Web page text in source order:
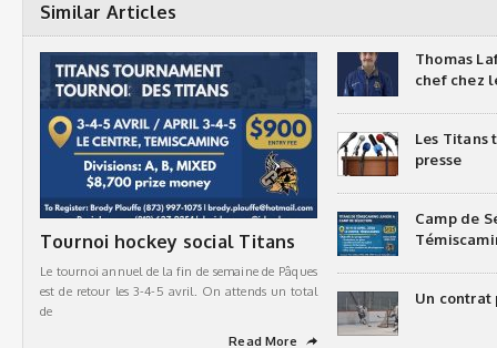
Similar Articles
Tournoi hockey social Titans
Le tournoi annuel de la fin de semaine de Pâques
est de retour les 3-4-5 avril. On attends un total
de
Read More
➦
Thomas
chef chez
Les Titans
presse
Camp de
Un contrat